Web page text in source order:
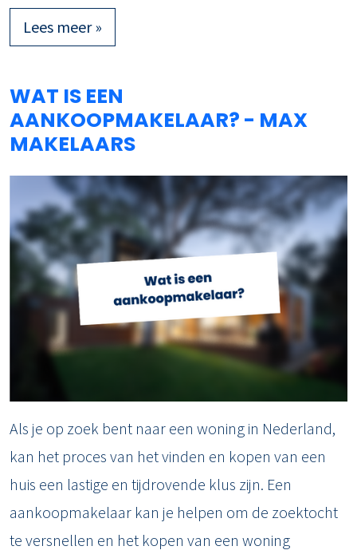
Lees meer »
WAT IS EEN
AANKOOPMAKELAAR? - MAX
MAKELAARS
Als je op zoek bent naar een woning in Nederland,
kan het proces van het vinden en kopen van een
huis een lastige en tijdrovende klus zijn. Een
aankoopmakelaar kan je helpen om de zoektocht
te versnellen en het kopen van een woning